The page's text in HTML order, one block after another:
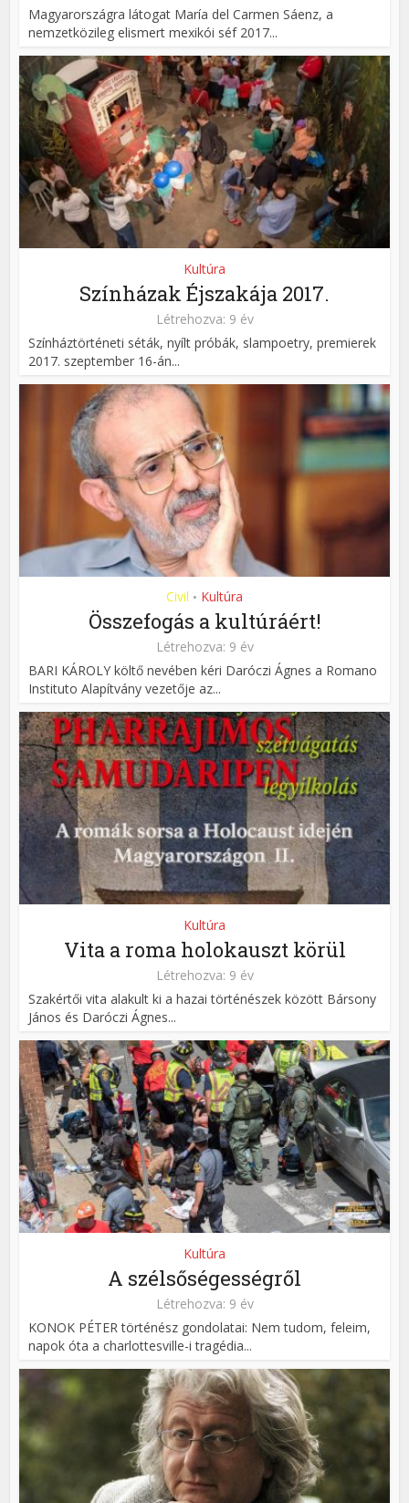
Magyarországra látogat María del Carmen Sáenz, a
nemzetközileg elismert mexikói séf 2017...
Kultúra
Színházak Éjszakája 2017.
Létrehozva: 9 év
Színháztörténeti séták, nyílt próbák, slampoetry, premierek
2017. szeptember 16-án...
Civil • Kultúra
Összefogás a kultúráért!
Létrehozva: 9 év
BARI KÁROLY költő nevében kéri Daróczi Ágnes a Romano
Instituto Alapítvány vezetője az...
Kultúra
Vita a roma holokauszt körül
Létrehozva: 9 év
Szakértői vita alakult ki a hazai történészek között Bársony
János és Daróczi Ágnes...
Kultúra
A szélsőségességről
Létrehozva: 9 év
KONOK PÉTER történész gondolatai: Nem tudom, feleim,
napok óta a charlottesville-i tragédia...